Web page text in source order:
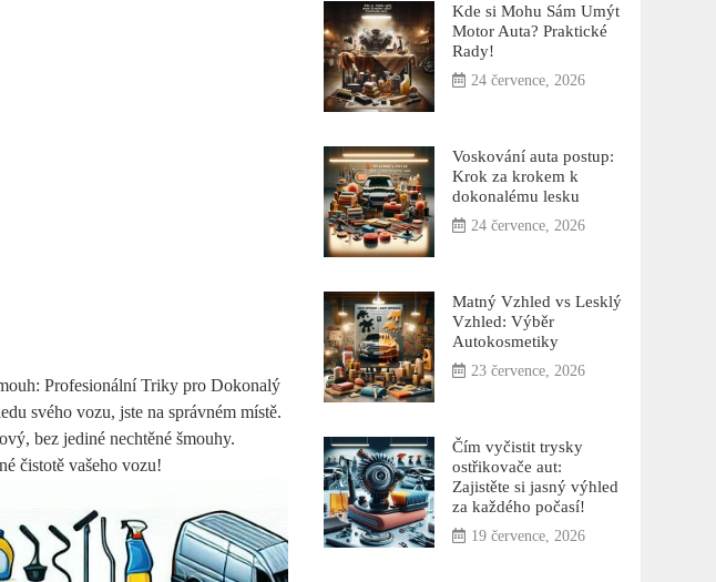
Profesionální Triky pro Dokonalý
svého vozu, jste na správném místě.
bez jediné nechtěné šmouhy.
čistotě vašeho vozu!
Kde si Mohu Sám Umýt
Motor Auta? Praktické
Rady!
24 července, 2026
Voskování auta postup:
Krok za krokem k
dokonalému lesku
24 července, 2026
Matný Vzhled vs Lesklý
Vzhled: Výběr
Autokosmetiky
23 července, 2026
Čím vyčistit trysky
ostřikovače aut:
Zajistěte si jasný výhled
za každého počasí!
19 července, 2026